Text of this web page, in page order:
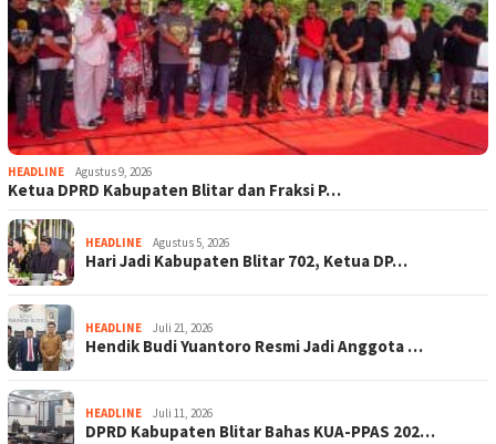
HEADLINE Agustus 9, 2026
Ketua DPRD Kabupaten Blitar dan Fraksi P…
HEADLINE Agustus 5, 2026
Hari Jadi Kabupaten Blitar 702, Ketua DP…
HEADLINE Juli 21, 2026
Hendik Budi Yuantoro Resmi Jadi Anggota …
HEADLINE Juli 11, 2026
DPRD Kabupaten Blitar Bahas KUA-PPAS 202…